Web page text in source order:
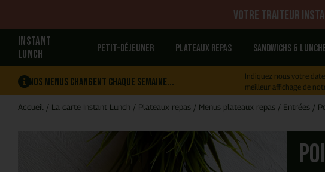
Votre traiteur
INSTANT
LUNCH
Petit-déjeuner Plateaux repas Sandwichs &
Nos menus changent chaque semaine...
Indiquez nous votre
meilleur affichage de
Accueil / La carte Instant Lunch / Plateaux repas / Menus plateaux repas / Entrées /